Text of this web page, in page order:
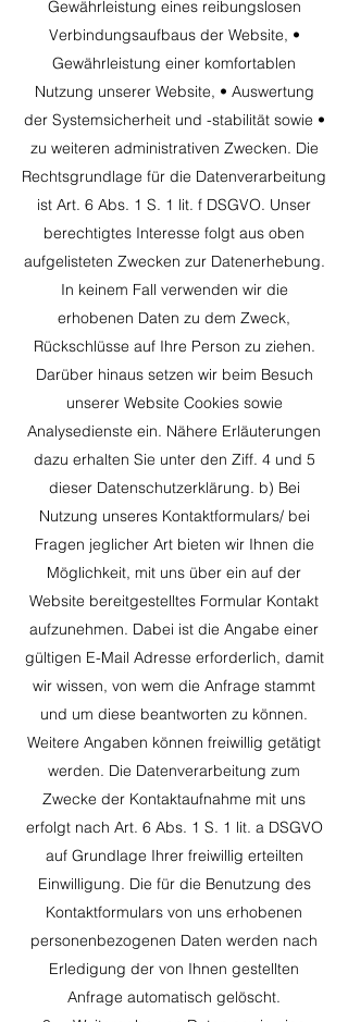
Gewährleistung eines reibungslosen
Verbindungsaufbaus der Website, •
Gewährleistung einer komfortablen
Nutzung unserer Website, • Auswertung
der Systemsicherheit und -stabilität sowie •
zu weiteren administrativen Zwecken. Die
Rechtsgrundlage für die Datenverarbeitung
ist Art. 6 Abs. 1 S. 1 lit. f DSGVO. Unser
berechtigtes Interesse folgt aus oben
aufgelisteten Zwecken zur Datenerhebung.
In keinem Fall verwenden wir die
erhobenen Daten zu dem Zweck,
Rückschlüsse auf Ihre Person zu ziehen.
Darüber hinaus setzen wir beim Besuch
unserer Website Cookies sowie
Analysedienste ein. Nähere Erläuterungen
dazu erhalten Sie unter den Ziff. 4 und 5
dieser Datenschutzerklärung. b) Bei
Nutzung unseres Kontaktformulars/ bei
Fragen jeglicher Art bieten wir Ihnen die
Möglichkeit, mit uns über ein auf der
Website bereitgestelltes Formular Kontakt
aufzunehmen. Dabei ist die Angabe einer
gültigen E-Mail Adresse erforderlich, damit
wir wissen, von wem die Anfrage stammt
und um diese beantworten zu können.
Weitere Angaben können freiwillig getätigt
werden. Die Datenverarbeitung zum
Zwecke der Kontaktaufnahme mit uns
erfolgt nach Art. 6 Abs. 1 S. 1 lit. a DSGVO
auf Grundlage Ihrer freiwillig erteilten
Einwilligung. Die für die Benutzung des
Kontaktformulars von uns erhobenen
personenbezogenen Daten werden nach
Erledigung der von Ihnen gestellten
Anfrage automatisch gelöscht.